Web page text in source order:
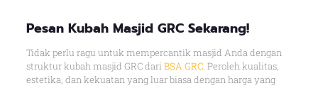
Pesan Kubah Masjid GRC Sekarang!
Tidak perlu ragu untuk mempercantik masjid Anda dengan
struktur kubah masjid GRC dari BSA GRC. Peroleh kualitas,
estetika, dan kekuatan yang luar biasa dengan harga yang